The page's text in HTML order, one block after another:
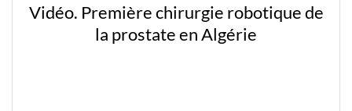
Vidéo. Première chirurgie robotique de
la prostate en Algérie